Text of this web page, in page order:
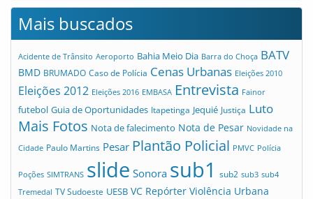
Mais buscados
Acidente de Trânsito Aeroporto Bahia Meio Dia Barra do Choça BATV
BMD BRUMADO Caso de Polícia Cenas Urbanas Eleições 2010
Eleições 2012 Eleições 2016 EMBASA Entrevista Fainor
futebol Guia de Oportunidades Itapetinga Jequié Justiça Luto
Mais Fotos Nota de falecimento Nota de Pesar Novidade na
Cidade Paulo Martins Pesar Plantão Policial PMVC Polícia
Poções SIMTRANS slide Sonora sub1 sub2 sub3 sub4
Tremedal TV Sudoeste UESB VC Repórter Violência Urbana